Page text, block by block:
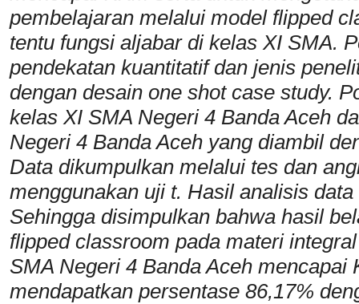
pembelajaran melalui model flipped c
tentu fungsi aljabar di kelas XI SMA.
pendekatan kuantitatif dan jenis
dengan desain one shot case study.
kelas XI SMA Negeri 4 Banda Aceh
Negeri 4 Banda Aceh yang diambil
Data dikumpulkan melalui tes dan
menggunakan uji t. Hasil analisis
Sehingga disimpulkan bahwa hasil
flipped classroom pada materi
SMA Negeri 4 Banda Aceh mencapai
mendapatkan persentase 86,17%